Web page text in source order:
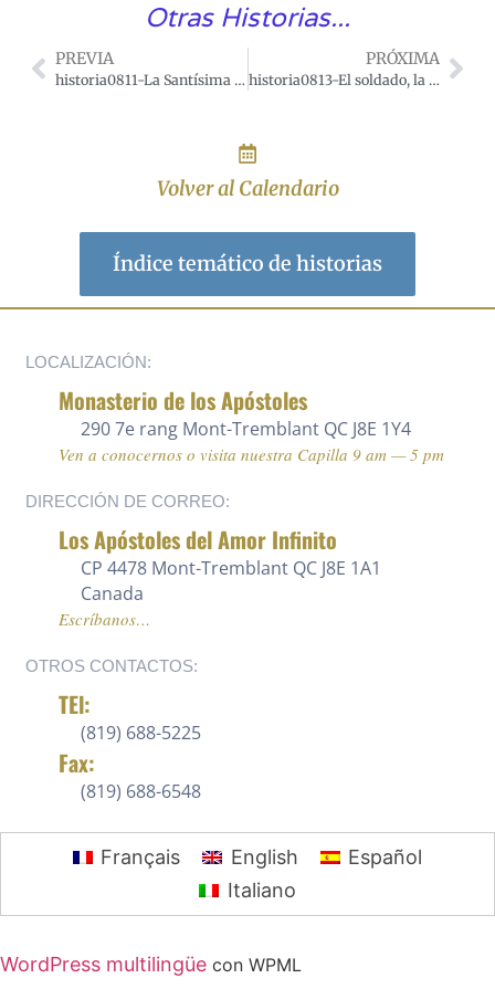
Otras Historias...
PREVIA
historia0811-La Santísima Virgen María guarda un hijo para su padre
PRÓXIMA
historia0813-El soldado, la Santísima Virgen y el huérfano
Volver al Calendario
Índice temático de historias
LOCALIZACIÓN:
Monasterio de los Apóstoles
290 7e rang Mont-Tremblant QC J8E 1Y4
Ven a conocernos o visita nuestra Capilla 9 am — 5 pm
DIRECCIÓN DE CORREO:
Los Apóstoles del Amor Infinito
CP 4478 Mont-Tremblant QC J8E 1A1
Canada
Escríbanos…
OTROS CONTACTOS:
TEl:
(819) 688-5225 ‍
Fax:
(819) 688-6548
Français English
Español
Italiano
WordPress multilingüe con WPML